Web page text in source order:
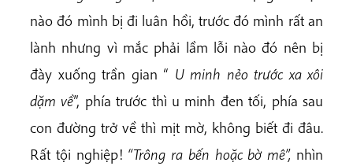
nào đó mình bị đi luân hồi, trước đó mình rất an
lành nhưng vì mắc phải lầm lỗi nào đó nên bị
đày xuống trần gian “ U minh nẻo trước xa xôi
dặm về”, phía trước thì u minh đen tối, phía sau
con đường trở về thì mịt mờ, không biết đi đâu.
Rất tội nghiệp! “Trông ra bến hoặc bờ mê”, nhìn